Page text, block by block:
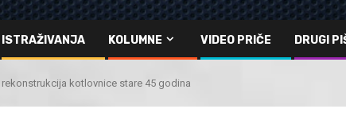
ISTRAŽIVANJA KOLUMNE VIDEO PRIČE DRUGI
kotlovnice stare 45 godina